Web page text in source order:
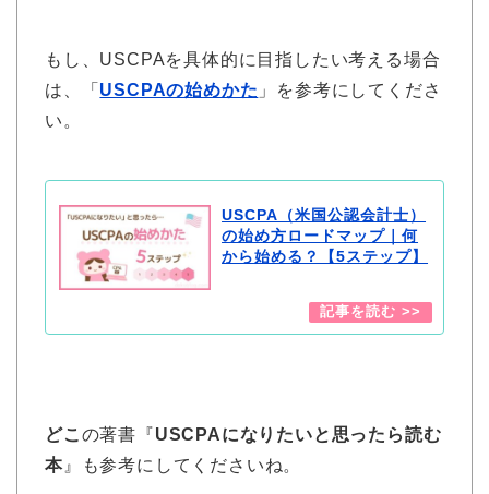
もし、USCPAを具体的に目指したい考える場合
は、「 USCPAの始めかた 」を参考にしてくださ
い。
USCPA（米国公認会計士）
の始め方ロードマップ｜何
から始める？【5ステップ】
どこ の著書『USCPAになりたいと思ったら読む
本』も参考にしてくださいね。